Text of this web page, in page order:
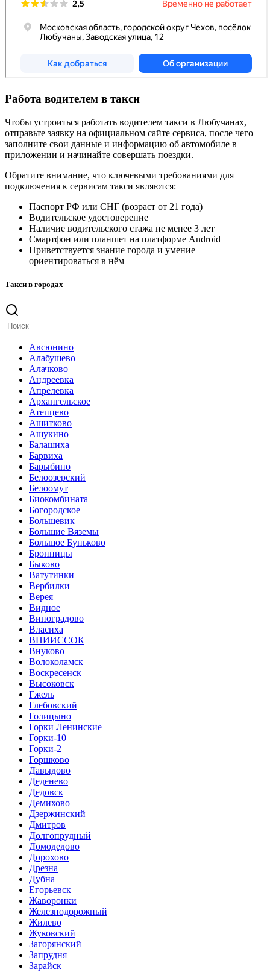
Работа водителем в такси
Чтобы устроиться работать водителем такси в Любучанах,
отправьте заявку на официальном сайте сервиса, после чего
заполните свои данные и информацию об автомобиле в
приложении и начинайте совершать поездки.
Обратите внимание, что ключевыми требованиями для
подключения к сервисам такси являются:
Паспорт РФ или СНГ (возраст от 21 года)
Водительское удостоверение
Наличие водительского стажа не менее 3 лет
Смартфон или планшет на платформе Android
Приветствуется знание города и умение
ориентироваться в нём
Такси в городах
Авсюнино
Алабушево
Алачково
Андреевка
Апрелевка
Архангельское
Атепцево
Ашитково
Ашукино
Балашиха
Барвиха
Барыбино
Белоозерский
Белоомут
Биокомбината
Богородское
Большевик
Большие Вяземы
Большое Буньково
Бронницы
Быково
Ватутинки
Вербилки
Верея
Видное
Виноградово
Власиха
ВНИИССОК
Внуково
Волоколамск
Воскресенск
Высоковск
Гжель
Глебовский
Голицыно
Горки Ленинские
Горки-10
Горки-2
Горшково
Давыдово
Деденево
Дедовск
Демихово
Дзержинский
Дмитров
Долгопрудный
Домодедово
Дорохово
Дрезна
Дубна
Егорьевск
Жаворонки
Железнодорожный
Жилево
Жуковский
Загорянский
Запрудня
Зарайск